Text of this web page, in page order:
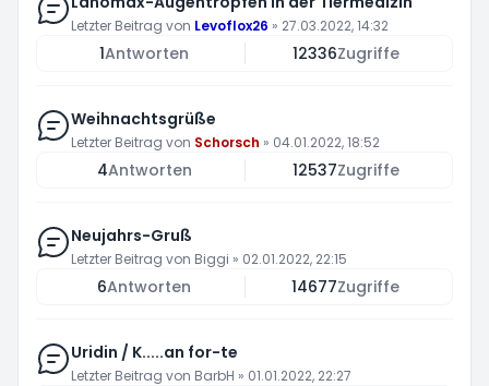
Letzter Beitrag von Levoflox26 » 27.03.2022, 14:32
1Antworten 12336Zugriffe
Weihnachtsgrüße
Letzter Beitrag von Schorsch » 04.01.2022, 18:52
4Antworten 12537Zugriffe
Neujahrs-Gruß
Letzter Beitrag von Biggi » 02.01.2022, 22:15
6Antworten 14677Zugriffe
Uridin / K.....an for-te
Letzter Beitrag von BarbH » 01.01.2022, 22:27